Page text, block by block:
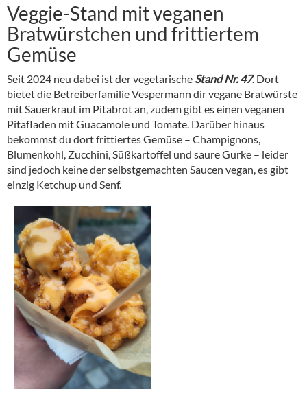
Veggie-Stand mit veganen
Bratwürstchen und frittiertem
Gemüse
Seit 2024 neu dabei ist der vegetarische Stand Nr. 47. Dort
bietet die Betreiberfamilie Vespermann dir vegane Bratwürste
mit Sauerkraut im Pitabrot an, zudem gibt es einen veganen
Pitafladen mit Guacamole und Tomate. Darüber hinaus
bekommst du dort frittiertes Gemüse – Champignons,
Blumenkohl, Zucchini, Süßkartoffel und saure Gurke – leider
sind jedoch keine der selbstgemachten Saucen vegan, es gibt
einzig Ketchup und Senf.